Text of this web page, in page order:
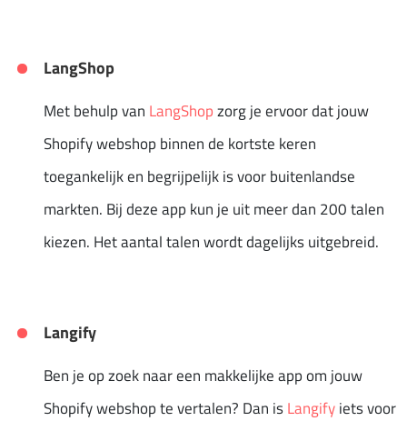
LangShop
Met behulp van LangShopzorg je ervoor dat jouw
Shopify webshop binnen de kortste keren
toegankelijk en begrijpelijk is voor buitenlandse
markten. Bij deze app kun je uit meer dan 200 talen
kiezen. Het aantal talen wordt dagelijks uitgebreid.
Langify
Ben je op zoek naar een makkelijke app om jouw
Shopify webshop te vertalen? Dan isLangifyiets voor